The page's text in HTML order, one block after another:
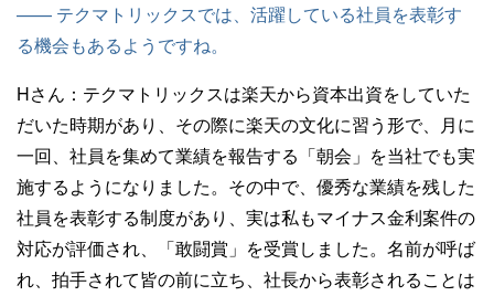
—— テクマトリックスでは、活躍している社員を表彰す
る機会もあるようですね。
Hさん： テクマトリックスは楽天から資本出資をしていた
だいた時期があり、その際に楽天の文化に習う形で、月に
一回、社員を集めて業績を報告する「朝会」を当社でも実
施するようになりました。その中で、優秀な業績を残した
社員を表彰する制度があり、実は私もマイナス金利案件の
対応が評価され、「敢闘賞」を受賞しました。名前が呼ば
れ、拍手されて皆の前に立ち、社長から表彰されることは